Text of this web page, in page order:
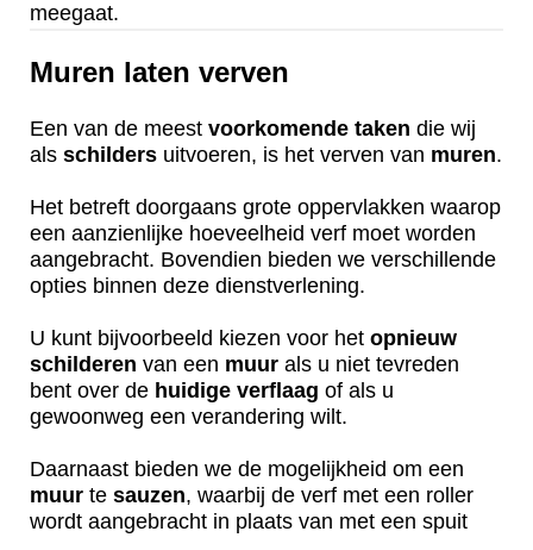
meegaat.
Muren laten verven
Een van de meest voorkomende taken die wij
als schilders uitvoeren, is het verven van muren.
Het betreft doorgaans grote oppervlakken waarop
een aanzienlijke hoeveelheid verf moet worden
aangebracht. Bovendien bieden we verschillende
opties binnen deze dienstverlening.
U kunt bijvoorbeeld kiezen voor het opnieuw
schilderen van een muur als u niet tevreden
bent over de huidige verflaag of als u
gewoonweg een verandering wilt.
Daarnaast bieden we de mogelijkheid om een
muur te sauzen, waarbij de verf met een roller
wordt aangebracht in plaats van met een spuit